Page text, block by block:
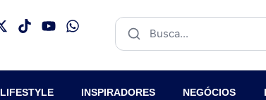
LIFESTYLE INSPIRADORES NEGÓCIOS